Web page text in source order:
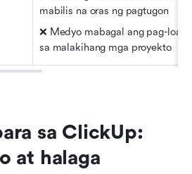
mabilis na oras ng pagtugon
❌ Medyo mabagal ang pag-load
sa malakihang mga proyekto
sa ClickUp:
at halaga